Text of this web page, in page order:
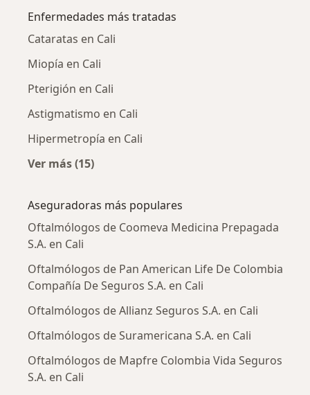
Enfermedades más tratadas
Cataratas en Cali
Miopía en Cali
Pterigión en Cali
Astigmatismo en Cali
Hipermetropía en Cali
Ver más (15)
Aseguradoras más populares
Oftalmólogos de Coomeva Medicina Prepagada
S.A. en Cali
Oftalmólogos de Pan American Life De Colombia
Compañía De Seguros S.A. en Cali
Oftalmólogos de Allianz Seguros S.A. en Cali
Oftalmólogos de Suramericana S.A. en Cali
Oftalmólogos de Mapfre Colombia Vida Seguros
S.A. en Cali